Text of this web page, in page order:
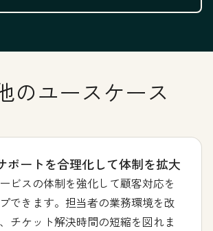
のユースケース
ポートを合理化して体制を拡大
ビスの体制を強化して顧客対応を
できます。担当者の業務環境を改
チケット解決時間の短縮を図れま